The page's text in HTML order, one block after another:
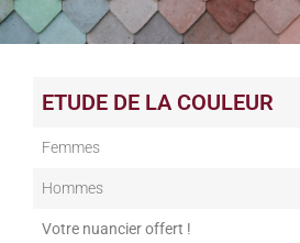
ETUDE DE LA COULEUR
Femmes
Hommes
Votre nuancier offert !